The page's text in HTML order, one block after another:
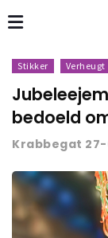
Stikker Verheugt
bedoeld
Krabbegat 27-